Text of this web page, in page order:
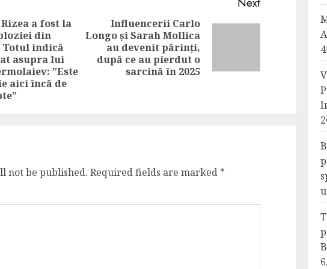
Previous
post:
a fost la
din
Totul indică
asupra lui
”Este
aici încă de
Next
post:
Influencerii Carlo
Longo și Sarah Mollica
au devenit părinți,
după ce au pierdut o
sarcină în 2025
not be published. Required fields are marked *